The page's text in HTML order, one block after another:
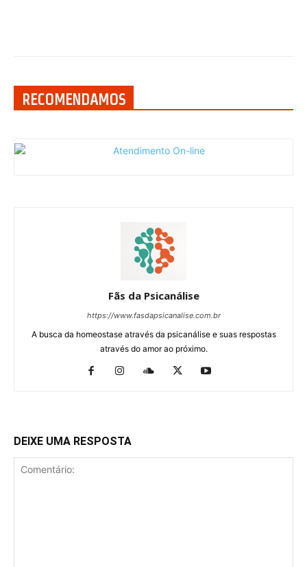
RECOMENDAMOS
Fãs da Psicanálise
https://www.fasdapsicanalise.com.br
A busca da homeostase através da psicanálise e suas respostas
através do amor ao próximo.
DEIXE UMA RESPOSTA